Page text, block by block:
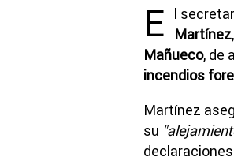
E l
Martínez
Mañueco, de
incendios
Martínez
su